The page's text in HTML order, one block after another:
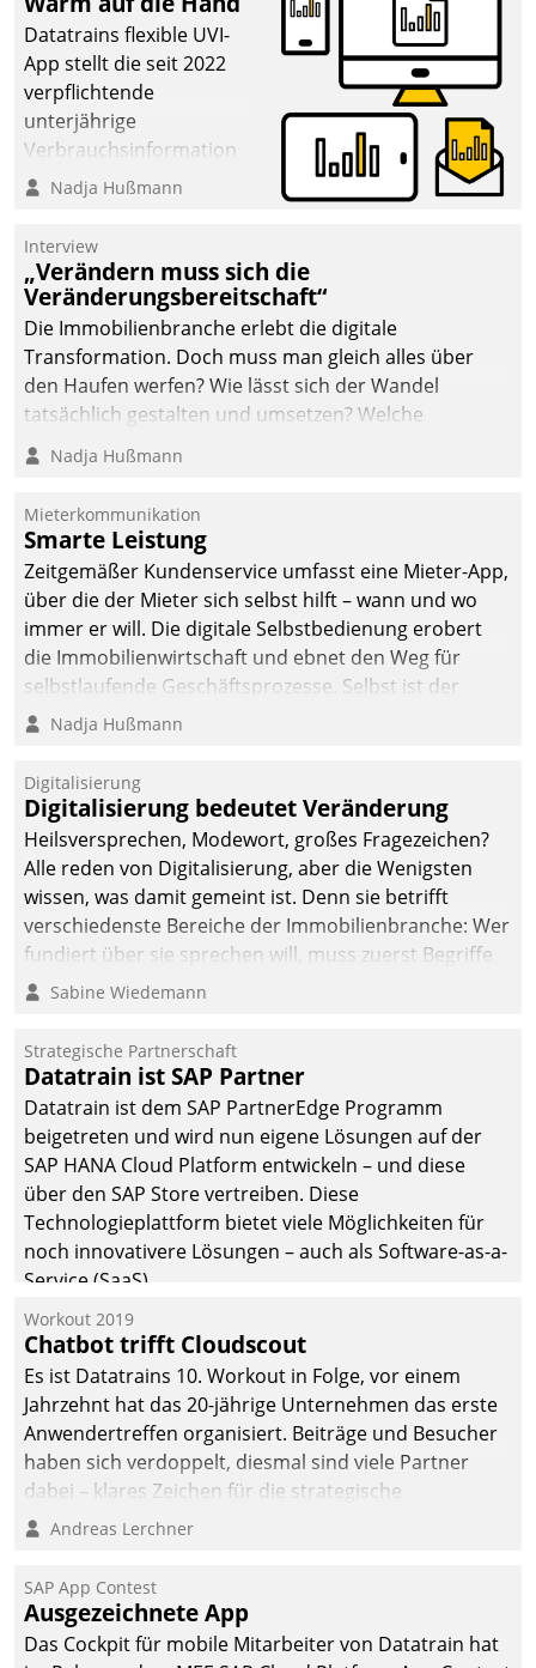
Datatrains flexible UVI-
App stellt die seit 2022
verpflichtende
unterjährige
Verbrauchsinformation
schnell, zuverlässig und
Die monatlichen
Mitteilungen zum
Heizungs- und
Wasserverbrauch gehen
automatisiert, vollständig
und auf Wunsch über
mehrere zuvor
Kommunikationswege bei
Nadja Hußmann
Interview
„Verändern muss sich die
Veränderungsbereitschaft“
Die Immobilienbranche erlebt die digitale
Transformation. Doch muss man gleich alles über
den Haufen werfen? Wie lässt sich der Wandel
tatsächlich gestalten und umsetzen? Welche
Argumente zählen wirklich?
Nadja Hußmann
Mieterkommunikation
Smarte Leistung
Zeitgemäßer Kundenservice umfasst eine Mieter-App,
über die der Mieter sich selbst hilft – wann und wo
immer er will. Die digitale Selbstbedienung erobert
die Immobilienwirtschaft und ebnet den Weg für
selbstlaufende Geschäftsprozesse. Selbst ist der
Kunde und smart der Serviceanbieter.
Nadja Hußmann
Digitalisierung
Digitalisierung bedeutet Veränderung
Heilsversprechen, Modewort, großes Fragezeichen?
Alle reden von Digitalisierung, aber die Wenigsten
wissen, was damit gemeint ist. Denn sie betrifft
verschiedenste Bereiche der Immobilienbranche: Wer
fundiert über sie sprechen will, muss zuerst Begriffe
klären. Ein Aspekt ist die betriebliche Optimierung:
Einsparungen durch optimierte und automatisierte
Prozesse. Doch man darf nicht zu viel erwarten: Allein
mit der Einführung einer neuen Software ist es nicht
getan. Die Digitalisierung erfordert von Unternehmen
die Bereitschaft, sich zu überprüfen, zu hinterfragen
und zu verändern.
Sabine Wiedemann
Strategische Partnerschaft
Datatrain ist SAP Partner
Datatrain ist dem SAP PartnerEdge Programm
beigetreten und wird nun eigene Lösungen auf der
SAP HANA Cloud Platform entwickeln – und diese
über den SAP Store vertreiben. Diese
Technologieplattform bietet viele Möglichkeiten für
noch innovativere Lösungen – auch als Software-as-a-
Service (SaaS).
Workout 2019
Chatbot trifft Cloudscout
Es ist Datatrains 10. Workout in Folge, vor einem
Jahrzehnt hat das 20-jährige Unternehmen das erste
Anwendertreffen organisiert. Beiträge und Besucher
haben sich verdoppelt, diesmal sind viele Partner
dabei – klares Zeichen für die strategische
Fokussierung auf den Kunden.
Andreas Lerchner
SAP App Contest
Ausgezeichnete App
Das Cockpit für mobile Mitarbeiter von Datatrain hat